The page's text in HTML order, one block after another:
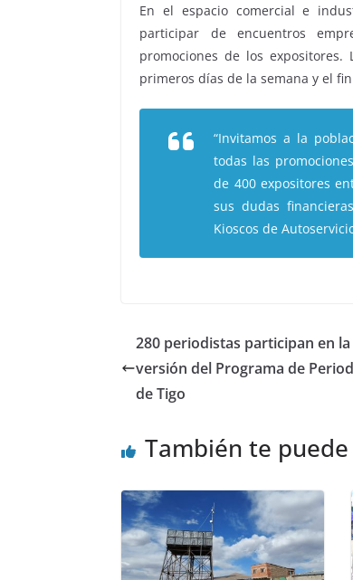
En el espacio comercial e
participar de encuentros
promociones de los
primeros días de la semana y el
“Invitamos a la
todas las
de 400 expositores
sus dudas
Kioscos de
280 periodistas participan en
versión del Programa de
de Tigo
También te